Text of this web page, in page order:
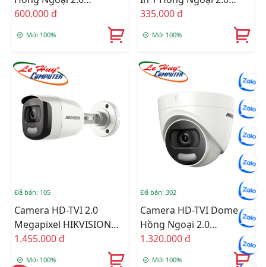
Megapixel HIKVISION
600.000 đ
Mới 100%
Megapixel HIKVISION
335.000 đ
Mới 100%
Đã bán: 105
Camera HD-TVI 2.0
Megapixel HIKVISION
DS-2CE12DFT-F
1.455.000 đ
Mới 100%
Đã bán: 302
Camera HD-TVI Dome
Hồng Ngoại 2.0
Megapixel HIKVISION
1.320.000 đ
Mới 100%